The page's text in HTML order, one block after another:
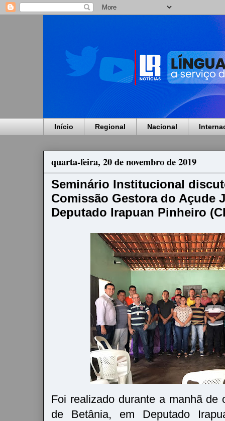
Início Regional Nacional
quarta-feira, 20 de novembro de 2019
Seminário Institucional
Comissão Gestora do Açude
Deputado Irapuan Pinheiro
Foi realizado durante a manhã de
de Betânia, em Deputado